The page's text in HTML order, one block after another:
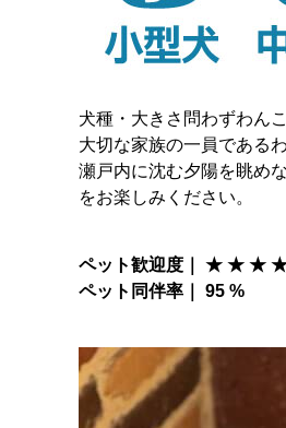
犬種・大きさ問わずわん
大切な家族の一員である
瀬戸内に沈む夕陽を眺め
をお楽しみください。
ペット歓迎度｜ ★ ★
ペット同伴率｜ 95 %